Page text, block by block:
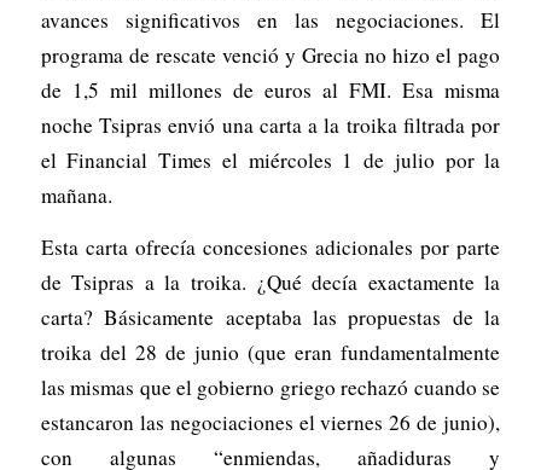
avances significativos en las negociaciones. El
programa de rescate venció y Grecia no hizo el pago
de 1,5 mil millones de euros al FMI. Esa misma
noche Tsipras envió una carta a la troika filtrada por
el Financial Times el miércoles 1 de julio por la
mañana.
Esta carta ofrecía concesiones adicionales por parte
de Tsipras a la troika. ¿Qué decía exactamente la
carta? Básicamente aceptaba las propuestas de la
troika del 28 de junio (que eran fundamentalmente
las mismas que el gobierno griego rechazó cuando se
estancaron las negociaciones el viernes 26 de junio),
con algunas “enmiendas, añadiduras y